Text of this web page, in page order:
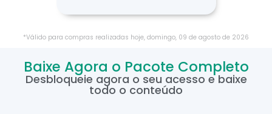
*Válido para compras realizadas hoje, domingo, 09 de agosto de 2026
Baixe Agora o Pacote Completo
Desbloqueie agora o seu acesso e baixe
todo o conteúdo